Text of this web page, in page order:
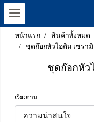
หน้าแรก สินค้าทั้งหมด
ชุดก๊อกหัวไอติม เซรา
ชุดก๊อกหัว
เรียงตาม